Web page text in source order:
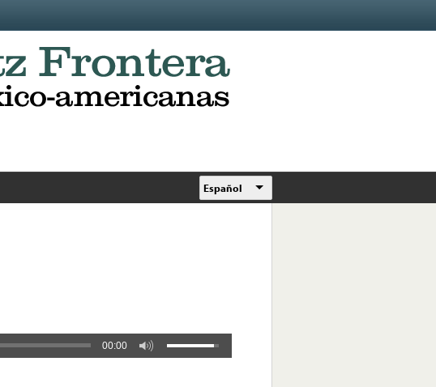
Español
00:00